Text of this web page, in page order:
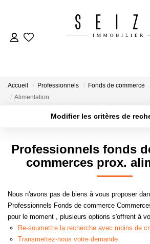
VENDRE
Estimation
BIENS VENDUS
GESTION
Accueil Professionnels Fonds de commerce
Alimentation
Modifier les critères de
Type de bien
Surface min
Créer une alerte
Professionnels fonds
commerces prox.
Nous n'avons pas de biens à vous proposer
Professionnels Fonds de commerce
pour le moment , plusieurs options s'offrent à
Re-soumettre la recherche avec moins de
Transmettez-nous votre demande